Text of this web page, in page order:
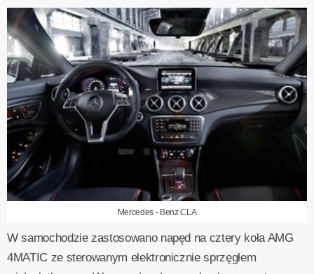
Mercedes - Benz CLA
W samochodzie zastosowano napęd na cztery koła AMG
4MATIC ze sterowanym elektronicznie sprzęgłem